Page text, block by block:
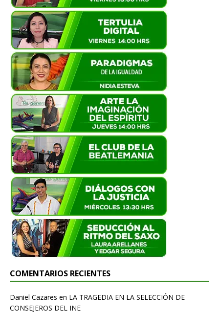
COMENTARIOS RECIENTES
Daniel Cazares en LA TRAGEDIA EN LA SELECCIÓN DE
CONSEJEROS DEL INE